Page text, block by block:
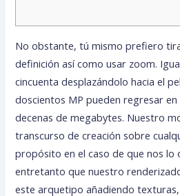
No obstante, tú mismo prefiero
definición así­ como usar zoom.
cincuenta desplazándolo hacia el
doscientos MP pueden regresar
decenas de megabytes. Nuestro
transcurso de creación sobre
propósito en el caso de que nos lo
entretanto que nuestro
este arquetipo añadiendo